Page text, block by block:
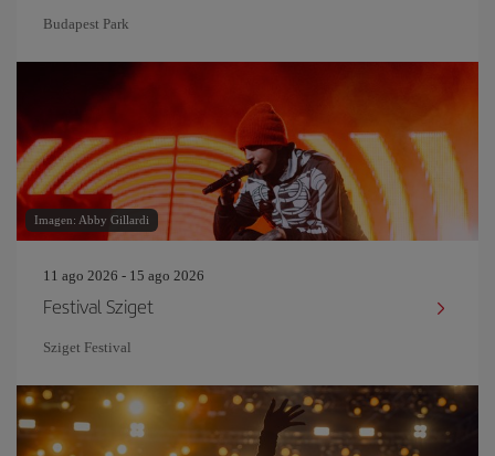
Budapest Park
Imagen: Abby Gillardi
11 ago 2026 - 15 ago 2026
Festival Sziget
Sziget Festival